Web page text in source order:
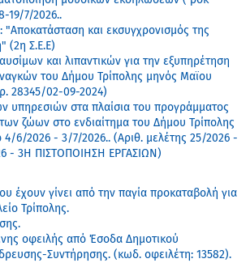
19/7/2026..
"Αποκατάσταση και εκσυγχρονισμός της
(2η Σ.Ε.Ε)
και λιπαντικών για την εξυπηρέτηση
του Δήμου Τρίπολης μηνός Μαϊου
28345/02-09-2024)
υπηρεσιών στα πλαίσια του προγράμματος
ζώων στο ενδιαίτημα του Δήμου Τρίπολης
4/6/2026 - 3/7/2026.. (Αριθ. μελέτης 25/2026 -
- 3Η ΠΙΣΤΟΠΟΙΗΣΗ ΕΡΓΑΣΙΩΝ)
έχουν γίνει από την παγία προκαταβολή για
Τρίπολης.
οφειλής από Έσοδα Δημοτικού
Συντήρησης. (κωδ. οφειλέτη: 13582).